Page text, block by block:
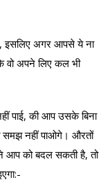
इसलिए अगर आपसे ये ना
वो अपने लिए कल भी
पाई, की आप उसके बिना
समझ नहीं पाओगे। औरतों
आप को बदल सकती है, तो